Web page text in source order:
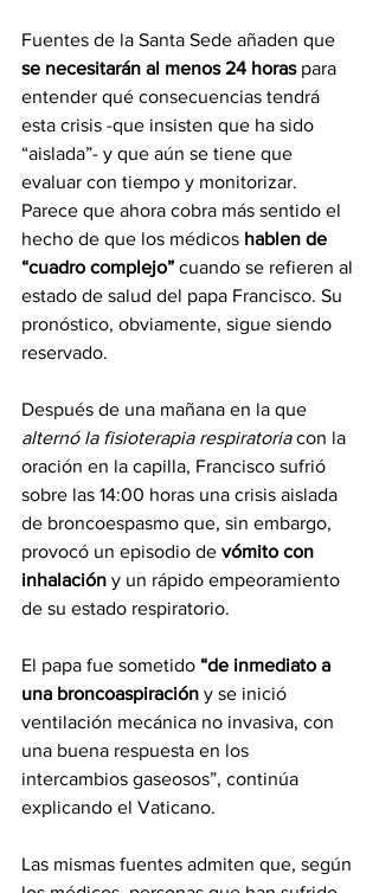
Fuentes de la Santa Sede añaden que
se necesitarán al menos 24 horas para
entender qué consecuencias tendrá
esta crisis -que insisten que ha sido
“aislada”- y que aún se tiene que
evaluar con tiempo y monitorizar.
Parece que ahora cobra más sentido el
hecho de que los médicos hablen de
“cuadro complejo” cuando se refieren al
estado de salud del papa Francisco. Su
pronóstico, obviamente, sigue siendo
reservado.
Después de una mañana en la que
alternó la fisioterapia respiratoria con la
oración en la capilla, Francisco sufrió
sobre las 14:00 horas una crisis aislada
de broncoespasmo que, sin embargo,
provocó un episodio de vómito con
inhalación y un rápido empeoramiento
de su estado respiratorio.
El papa fue sometido “de inmediato a
una broncoaspiración y se inició
ventilación mecánica no invasiva, con
una buena respuesta en los
intercambios gaseosos”, continúa
explicando el Vaticano.
Las mismas fuentes admiten que, según